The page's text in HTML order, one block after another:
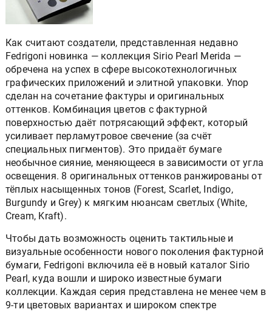
Как считают создатели, представленная недавно
Fedrigoni новинка — коллекция Sirio Pearl Merida —
обречена на успех в сфере высокотехнологичных
графических приложений и элитной упаковки. Упор
сделан на сочетание фактуры и оригинальных
оттенков. Комбинация цветов с фактурной
поверхностью даёт потрясающий эффект, который
усиливает перламутровое свечение (за счёт
специальных пигментов). Это придаёт бумаге
необычное сияние, меняющееся в зависимости от угла
освещения. 8 оригинальных оттенков ранжированы от
тёплых насыщенных тонов (Forest, Scarlet, Indigo,
Burgundy и Grey) к мягким нюансам светлых (White,
Cream, Kraft).
Чтобы дать возможность оценить тактильные и
визуальные особенности нового поколения фактурной
бумаги, Fedrigoni включила её в новый каталог Sirio
Pearl, куда вошли и широко известные бумаги
коллекции. Каждая серия представлена не менее чем в
9-ти цветовых вариантах и широком спектре